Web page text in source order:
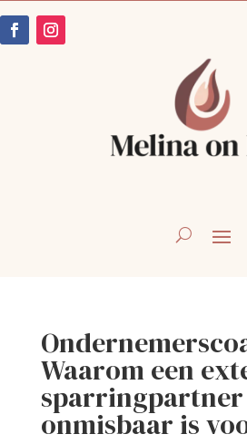
Waarom een
sparringpartner
onmisbaar is